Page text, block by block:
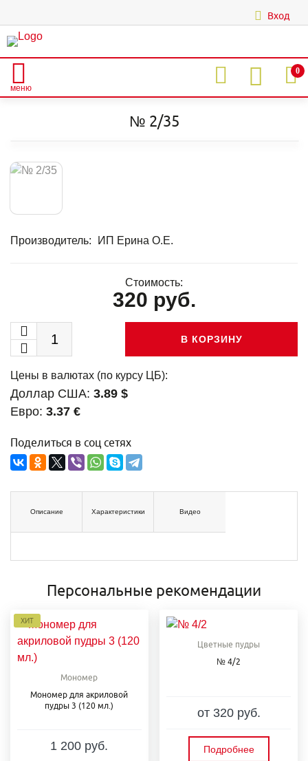
Вход
меню
0
№ 2/35
Производитель: ИП Ерина О.Е.
Стоимость:
320 руб.
В КОРЗИНУ
Цены в валютах (по курсу ЦБ):
Доллар США: 3.89 $
Евро: 3.37 €
Поделиться в соц сетях
Описание Характеристики Видео
Персональные рекомендации
ХИТ
Мономер
Мономер для акриловой
пудры 3 (120 мл.)
1 200 руб.
Цветные пудры
№ 4/2
от 320 руб.
Подробнее